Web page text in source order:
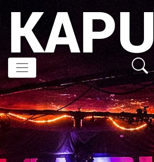
Inhalt
KAPU